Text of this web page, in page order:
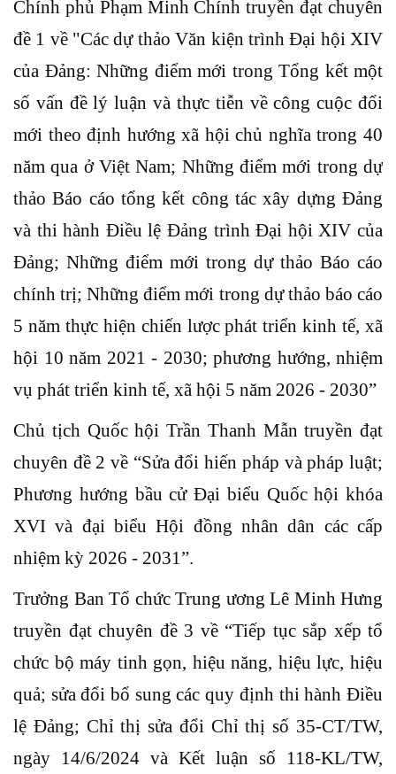
Chính phủ Phạm Minh Chính truyền đạt chuyên
đề 1 về "Các dự thảo Văn kiện trình Đại hội XIV
của Đảng: Những điểm mới trong Tổng kết một
số vấn đề lý luận và thực tiễn về công cuộc đổi
mới theo định hướng xã hội chủ nghĩa trong 40
năm qua ở Việt Nam; Những điểm mới trong dự
thảo Báo cáo tổng kết công tác xây dựng Đảng
và thi hành Điều lệ Đảng trình Đại hội XIV của
Đảng; Những điểm mới trong dự thảo Báo cáo
chính trị; Những điểm mới trong dự thảo báo cáo
5 năm thực hiện chiến lược phát triển kinh tế, xã
hội 10 năm 2021 - 2030; phương hướng, nhiệm
vụ phát triển kinh tế, xã hội 5 năm 2026 - 2030”
Chủ tịch Quốc hội Trần Thanh Mẫn truyền đạt
chuyên đề 2 về “Sửa đổi hiến pháp và pháp luật;
Phương hướng bầu cử Đại biểu Quốc hội khóa
XVI và đại biểu Hội đồng nhân dân các cấp
nhiệm kỳ 2026 - 2031”.
Trưởng Ban Tổ chức Trung ương Lê Minh Hưng
truyền đạt chuyên đề 3 về “Tiếp tục sắp xếp tổ
chức bộ máy tinh gọn, hiệu năng, hiệu lực, hiệu
quả; sửa đổi bổ sung các quy định thi hành Điều
lệ Đảng; Chỉ thị sửa đổi Chỉ thị số 35-CT/TW,
ngày 14/6/2024 và Kết luận số 118-KL/TW,